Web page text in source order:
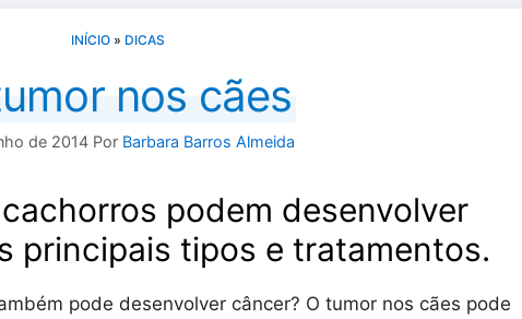
INÍCIO » DICAS
nos cães
de 2014 Por Barbara Barros Almeida
podem desenvolver
principais tipos e tratamentos.
pode desenvolver câncer? O tumor nos cães pode